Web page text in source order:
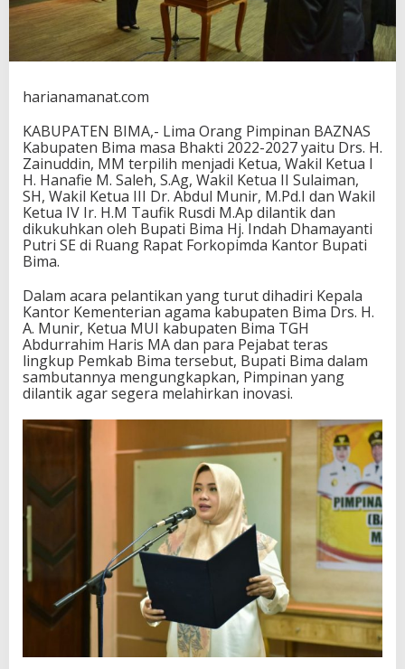
u
r
u
s
a
z
n
a
s
harianamanat.com
KABUPATEN BIMA,- Lima Orang Pimpinan BAZNAS
Kabupaten Bima masa Bhakti 2022-2027 yaitu Drs. H.
Zainuddin, MM terpilih menjadi Ketua, Wakil Ketua I
H. Hanafie M. Saleh, S.Ag, Wakil Ketua II Sulaiman,
SH, Wakil Ketua III Dr. Abdul Munir, M.Pd.I dan Wakil
Ketua IV Ir. H.M Taufik Rusdi M.Ap dilantik dan
dikukuhkan oleh Bupati Bima Hj. Indah Dhamayanti
Putri SE di Ruang Rapat Forkopimda Kantor Bupati
Bima.
Dalam acara pelantikan yang turut dihadiri Kepala
Kantor Kementerian agama kabupaten Bima Drs. H.
A. Munir, Ketua MUI kabupaten Bima TGH
Abdurrahim Haris MA dan para Pejabat teras
lingkup Pemkab Bima tersebut, Bupati Bima dalam
sambutannya mengungkapkan, Pimpinan yang
dilantik agar segera melahirkan inovasi.